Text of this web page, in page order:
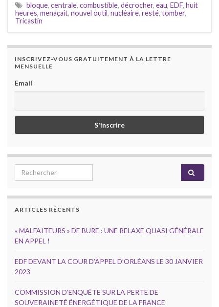
bloque, centrale, combustible, décrocher, eau, EDF, huit
heures, menaçait, nouvel outil, nucléaire, resté, tomber,
Tricastin
INSCRIVEZ-VOUS GRATUITEMENT À LA LETTRE
MENSUELLE
Email
Search for:
ARTICLES RÉCENTS
« MALFAITEURS » DE BURE : UNE RELAXE QUASI GÉNÉRALE
EN APPEL !
EDF DEVANT LA COUR D’APPEL D’ORLÉANS LE 30 JANVIER
2023
COMMISSION D’ENQUÊTE SUR LA PERTE DE
SOUVERAINETÉ ÉNERGÉTIQUE DE LA FRANCE